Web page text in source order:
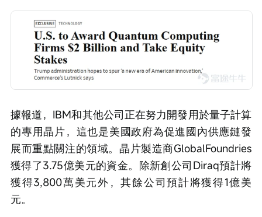
據報道，IBM和其他公司正在努力開發用於量子計算
的專用晶片，這也是美國政府為促進國內供應鏈發
展而重點關注的領域。晶片製造商GlobalFoundries
獲得了3.75億美元的資金。除新創公司Diraq預計將
獲得3,800萬美元外，其餘公司預計將獲得1億美
元。